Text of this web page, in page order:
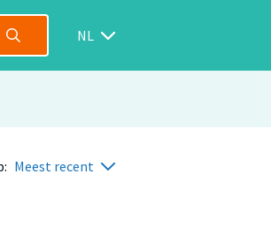
NL
Meest recent